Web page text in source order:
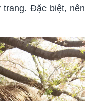
Đặc biệt, nên